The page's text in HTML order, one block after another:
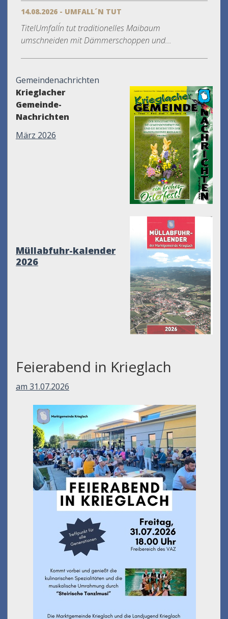
14.08.2026 - UMFALL´N TUT
TitelUmfall´n tut traditionelles Maibaum
umschneiden mit Dämmerschoppen und...
Gemeindenachrichten
Krieglacher
Gemeinde-
Nachrichten
März 2026
Müllabfuhr-kalender
2026
Feierabend in Krieglach
am 31.07.2026